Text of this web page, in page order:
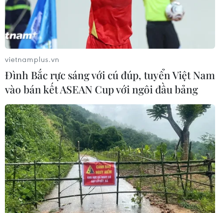
vietnamplus.vn
Đình Bắc rực sáng với cú đúp, tuyển Việt Nam
vào bán kết ASEAN Cup với ngôi đầu bảng